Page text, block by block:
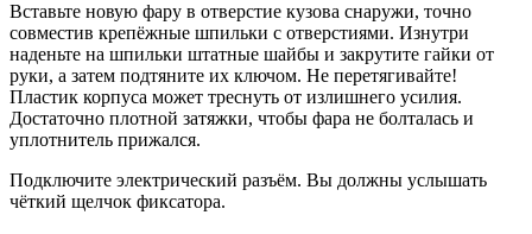
Вставьте новую фару в отверстие кузова снаружи, точно
совместив крепёжные шпильки с отверстиями. Изнутри
наденьте на шпильки штатные шайбы и закрутите гайки от
руки, а затем подтяните их ключом. Не перетягивайте!
Пластик корпуса может треснуть от излишнего усилия.
Достаточно плотной затяжки, чтобы фара не болталась и
уплотнитель прижался.
Подключите электрический разъём. Вы должны услышать
чёткий щелчок фиксатора.